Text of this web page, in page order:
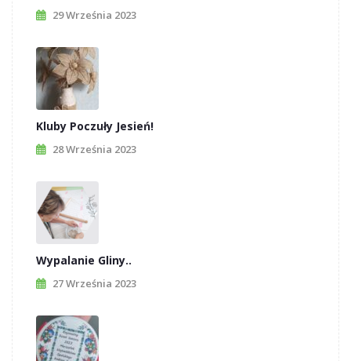
29 Września 2023
Kluby Poczuły Jesień!
28 Września 2023
Wypalanie Gliny..
27 Września 2023